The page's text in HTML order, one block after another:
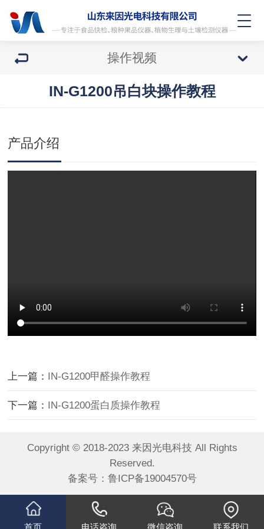
操作视频
IN-G1200吊白块操作教程
产品介绍
上一篇： IN-G1200甲醛操作教程
下一篇： IN-G1200蛋白质操作教程
Copyright © 2018-2023 来因光电科技 All Rights
Reserved.
备案号： 鲁ICP备19004570号
首页 电话咨询 微信咨询 联系我们